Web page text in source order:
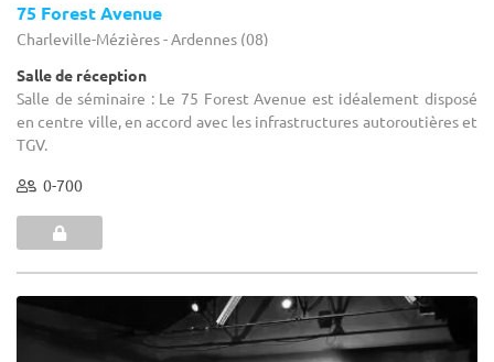
75 Forest Avenue
Charleville-Mézières - Ardennes (08)
Salle de réception
Salle de séminaire : Le 75 Forest Avenue est idéalement disposé
en centre ville, en accord avec les infrastructures autoroutières et
TGV.
0-700